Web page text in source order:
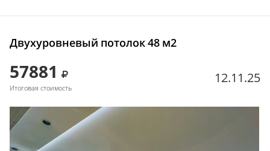
Двухуровневый потолок 48 м2
57881
Итоговая стоимость
12.11.25